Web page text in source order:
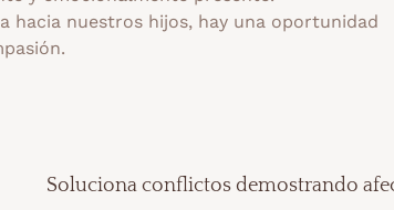
hacia nuestros hijos, hay una oportunidad
Soluciona conflictos demostrando